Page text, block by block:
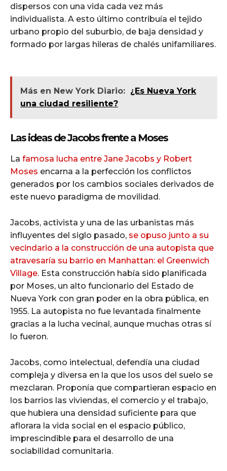
dispersos con una vida cada vez más
individualista. A esto último contribuía el tejido
urbano propio del suburbio, de baja densidad y
formado por largas hileras de chalés unifamiliares.
Más en New York Diario: ¿Es Nueva York
una ciudad resiliente?
Las ideas de Jacobs frente a Moses
La famosa lucha entre Jane Jacobs y Robert
Moses encarna a la perfección los conflictos
generados por los cambios sociales derivados de
este nuevo paradigma de movilidad.
Jacobs, activista y una de las urbanistas más
influyentes del siglo pasado, se opuso junto a su
vecindario a la construcción de una autopista que
atravesaría su barrio en Manhattan: el Greenwich
Village. Esta construcción había sido planificada
por Moses, un alto funcionario del Estado de
Nueva York con gran poder en la obra pública, en
1955. La autopista no fue levantada finalmente
gracias a la lucha vecinal, aunque muchas otras sí
lo fueron.
Jacobs, como intelectual, defendía una ciudad
compleja y diversa en la que los usos del suelo se
mezclaran. Proponía que compartieran espacio en
los barrios las viviendas, el comercio y el trabajo,
que hubiera una densidad suficiente para que
aflorara la vida social en el espacio público,
imprescindible para el desarrollo de una
sociabilidad comunitaria.